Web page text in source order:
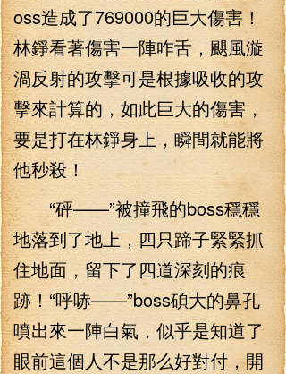
oss造成了769000的巨大傷害！
林錚看著傷害一陣咋舌，颶風漩
渦反射的攻擊可是根據吸收的攻
擊來計算的，如此巨大的傷害，
要是打在林錚身上，瞬間就能將
他秒殺！
“砰——”被撞飛的boss穩穩
地落到了地上，四只蹄子緊緊抓
住地面，留下了四道深刻的痕
跡！“呼哧——”boss碩大的鼻孔
噴出來一陣白氣，似乎是知道了
眼前這個人不是那么好對付，開